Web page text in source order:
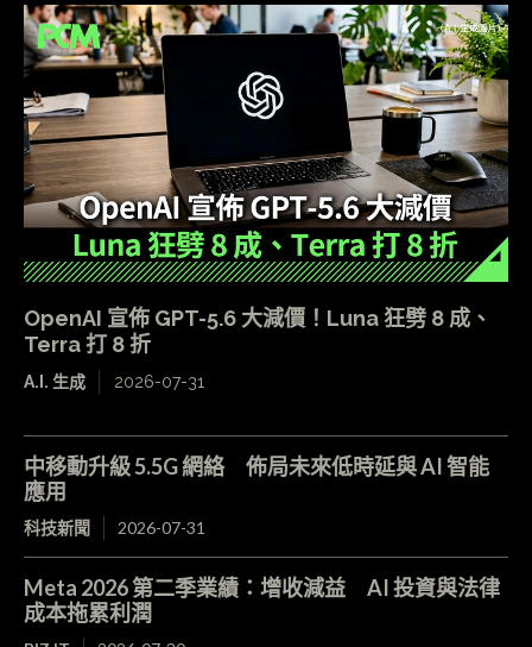
OpenAI 宣佈 GPT-5.6 大減價！Luna 狂劈 8 成、
Terra 打 8 折
A.I. 生成 2026-07-31
中移動升級 5.5G 網絡 佈局未來低時延與 AI 智能
應用
科技新聞 2026-07-31
Meta 2026 第二季業績：增收減益 AI 投資與法律
成本拖累利潤